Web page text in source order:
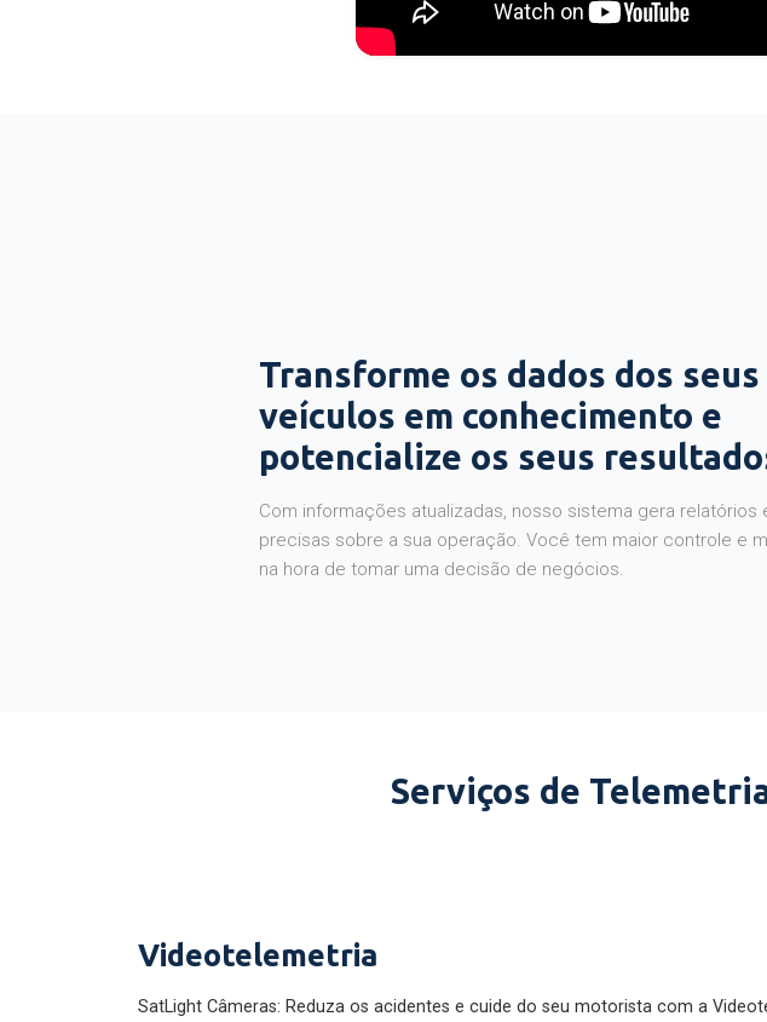
Transforme os dados dos seus
veículos em conhecimento e
potencialize os seus
Com informações atualizadas, nosso sistema gera relatórios
precisas sobre a sua operação. Você tem maior controle e
na hora de tomar uma decisão de negócios.
Serviços de
Videotelemetria
SatLight Câmeras: Reduza os acidentes e cuide do seu motorista com a